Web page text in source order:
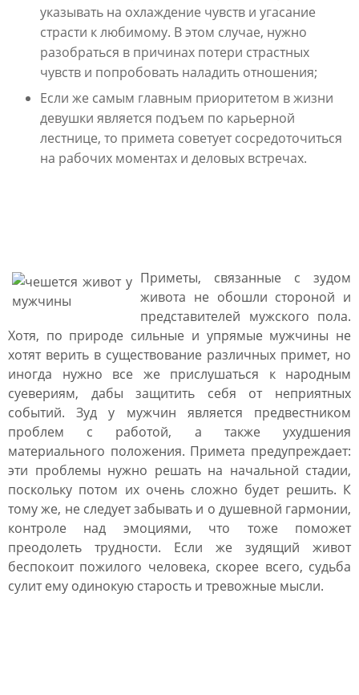
указывать на охлаждение чувств и угасание
страсти к любимому. В этом случае, нужно
разобраться в причинах потери страстных
чувств и попробовать наладить отношения;
Если же самым главным приоритетом в жизни
девушки является подъем по карьерной
лестнице, то примета советует сосредоточиться
на рабочих моментах и деловых встречах.
Приметы, связанные с зудом
живота не обошли стороной и
представителей мужского пола.
Хотя, по природе сильные и упрямые мужчины не
хотят верить в существование различных примет, но
иногда нужно все же прислушаться к народным
суевериям, дабы защитить себя от неприятных
событий. Зуд у мужчин является предвестником
проблем с работой, а также ухудшения
материального положения. Примета предупреждает:
эти проблемы нужно решать на начальной стадии,
поскольку потом их очень сложно будет решить. К
тому же, не следует забывать и о душевной гармонии,
контроле над эмоциями, что тоже поможет
преодолеть трудности. Если же зудящий живот
беспокоит пожилого человека, скорее всего, судьба
сулит ему одинокую старость и тревожные мысли.